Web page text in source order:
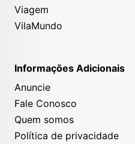
Viagem
VilaMundo
Informações Adicionais
Anuncie
Fale Conosco
Quem somos
Política de privacidade